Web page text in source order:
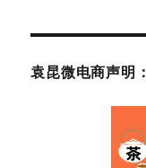
袁昆微电商声明：